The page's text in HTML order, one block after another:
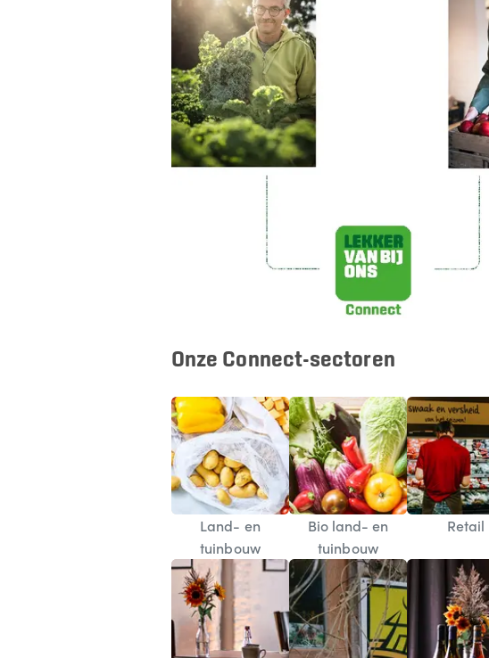
Onze Connect-sectoren
Land- en
tuinbouw
Bio land- en
tuinbouw
Retail